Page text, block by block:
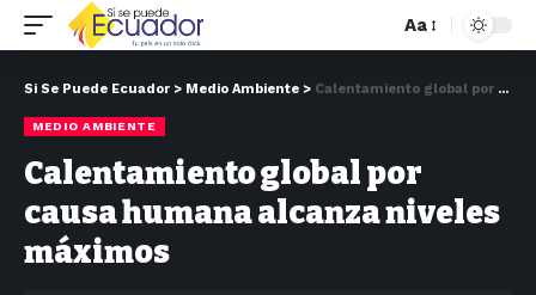
Aa
Si Se Puede Ecuador > Medio Ambiente > Calentamiento global por causa humana alcanza niveles máximos
MEDIO AMBIENTE
Calentamiento global por
causa humana alcanza niveles
máximos